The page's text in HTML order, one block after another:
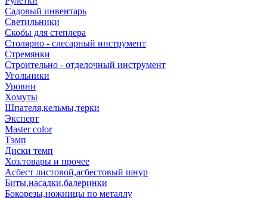
Садовый инвентарь
Светильники
Скобы для степлера
Столярно - слесарный инструмент
Стремянки
Строительно - отделочный инструмент
Угольники
Уровни
Хомуты
Шпателя,кельмы,терки
Эксперт
Master color
Тэмп
Диски темп
Хоз.товары и прочее
Асбест листовой,асбестовый шнур
Биты,насадки,балеринки
Бокорезы,ножницы по металлу